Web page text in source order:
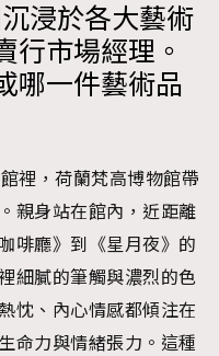
浸於各大藝術
行市場經理。
哪一件藝術品
裡，荷蘭梵高博物館帶
親身站在館內，近距離
啡廳》到《星月夜》的
細膩的筆觸與濃烈的色
忱、內心情感都傾注在
命力與情緒張力。這種